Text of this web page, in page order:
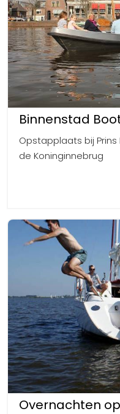
Binnenstad
Opstapplaats bij
de Koninginnebrug
Overnachten